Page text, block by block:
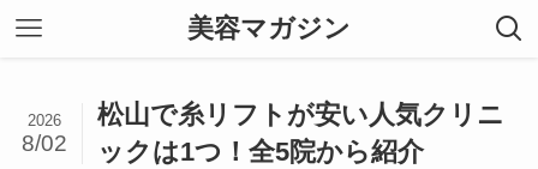
美容マガジン
松山で糸リフトが安い人気クリニ
ックは1つ！全5院から紹介
2026
8/02